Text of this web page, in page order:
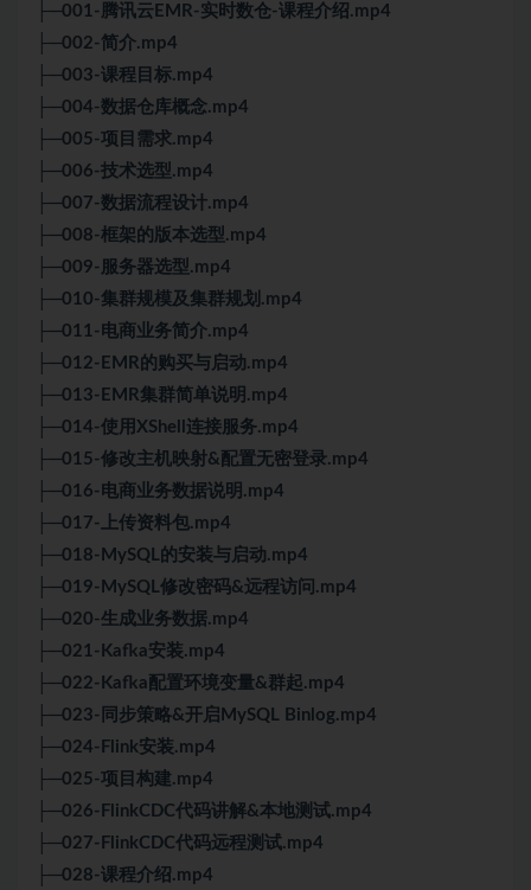
├─001-腾讯云EMR-实时数仓-课程介绍.mp4
├─002-简介.mp4
├─003-课程目标.mp4
├─004-数据仓库概念.mp4
├─005-项目需求.mp4
├─006-技术选型.mp4
├─007-数据流程设计.mp4
├─008-框架的版本选型.mp4
├─009-服务器选型.mp4
├─010-集群规模及集群规划.mp4
├─011-电商业务简介.mp4
├─012-EMR的购买与启动.mp4
├─013-EMR集群简单说明.mp4
├─014-使用XShell连接服务.mp4
├─015-修改主机映射&配置无密登录.mp4
├─016-电商业务数据说明.mp4
├─017-上传资料包.mp4
├─018-MySQL的安装与启动.mp4
├─019-MySQL修改密码&远程访问.mp4
├─020-生成业务数据.mp4
├─021-Kafka安装.mp4
├─022-Kafka配置环境变量&群起.mp4
├─023-同步策略&开启MySQL Binlog.mp4
├─024-Flink安装.mp4
├─025-项目构建.mp4
├─026-FlinkCDC代码讲解&本地测试.mp4
├─027-FlinkCDC代码远程测试.mp4
├─028-课程介绍.mp4